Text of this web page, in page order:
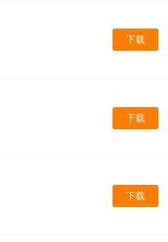
下载
下载
下载